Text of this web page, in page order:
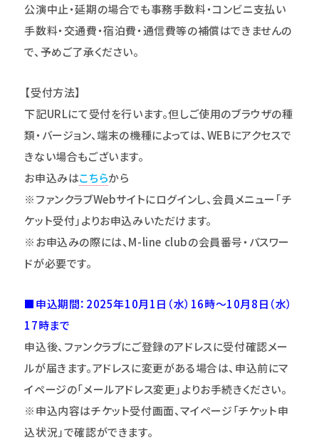
公演中止・延期の場合でも事務手数料・コンビニ支払い
手数料・交通費・宿泊費・通信費等の補償はできませんの
で、予めご了承ください。
【受付方法】
下記URLにて受付を行います。但しご使用のブラウザの種
類・バージョン、端末の機種によっては、WEBにアクセスで
きない場合もございます。
お申込みはこちらから
※ファンクラブWebサイトにログインし、会員メニュー｢チ
ケット受付｣よりお申込みいただけます。
※お申込みの際には、M-line clubの会員番号・パスワー
ドが必要です。
■申込期間：2025年10月1日（水）16時～10月8日（水）
17時まで
申込後、ファンクラブにご登録のアドレスに受付確認メー
ルが届きます。アドレスに変更がある場合は、申込前にマ
イページの「メールアドレス変更」よりお手続きください。
※申込内容はチケット受付画面、マイページ「チケット申
込状況」で確認ができます。